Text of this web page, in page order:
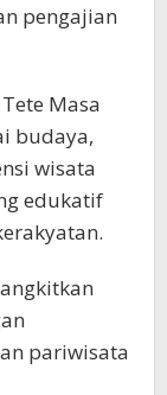
pengajian
Masa
budaya,
wisata
edukatif
pariwisata